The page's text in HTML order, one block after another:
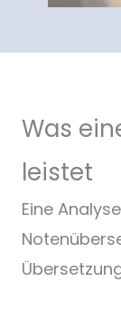
Was
leistet
Eine